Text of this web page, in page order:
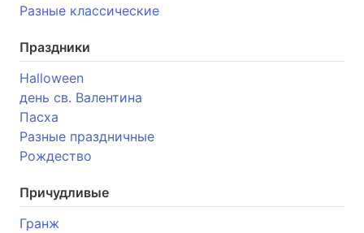
Разные классические
Праздники
Halloween
день св. Валентина
Пасха
Разные праздничные
Рождество
Причудливые
Гранж